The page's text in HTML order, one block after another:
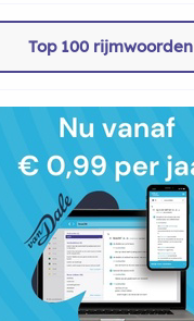
Top 100 rijmwoorden